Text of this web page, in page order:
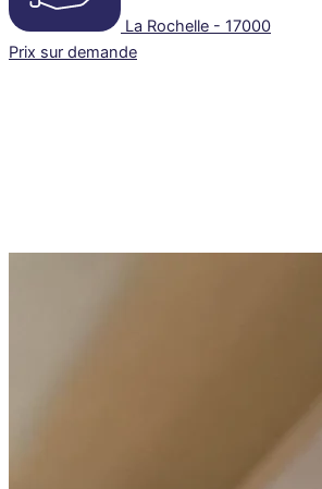
La Rochelle - 17000
Prix sur demande